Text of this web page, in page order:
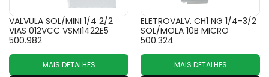
VALVULA SOL/MINI 1/4 2/2
VIAS 012VCC VSMI1422E5
500.982
MAIS DETALHES
ELETROVALV. CH1 NG 1/4-3/2
SOL/MOLA 10B MICRO
500.324
MAIS DETALHES